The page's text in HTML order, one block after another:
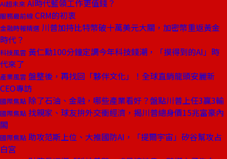
AI超未來 AI時代藍領工作更值錢？
服務最前線 CRM的初衷
金融時報精選 川普加持比特幣破十萬美元大關，加密幣重返黃金
時代？
科技風雲 黃仁勳100分鐘定調今年科技錢潮，「摸得到的AI」時
代來了
產業風雲 盤整後，再找回「夥伴文化」！全球直銷龍頭安麗新
CEO專訪
國際焦點 除了石油、金融，哪些產業看好？盤點川普上任3贏3輸
國際焦點 找親家、球友拚外交衝經濟，揭川普總身價15兆富豪內
閣
國際焦點 助攻范斯上位、大推國防AI，「提爾宇宙」矽谷幫攻占
白宮